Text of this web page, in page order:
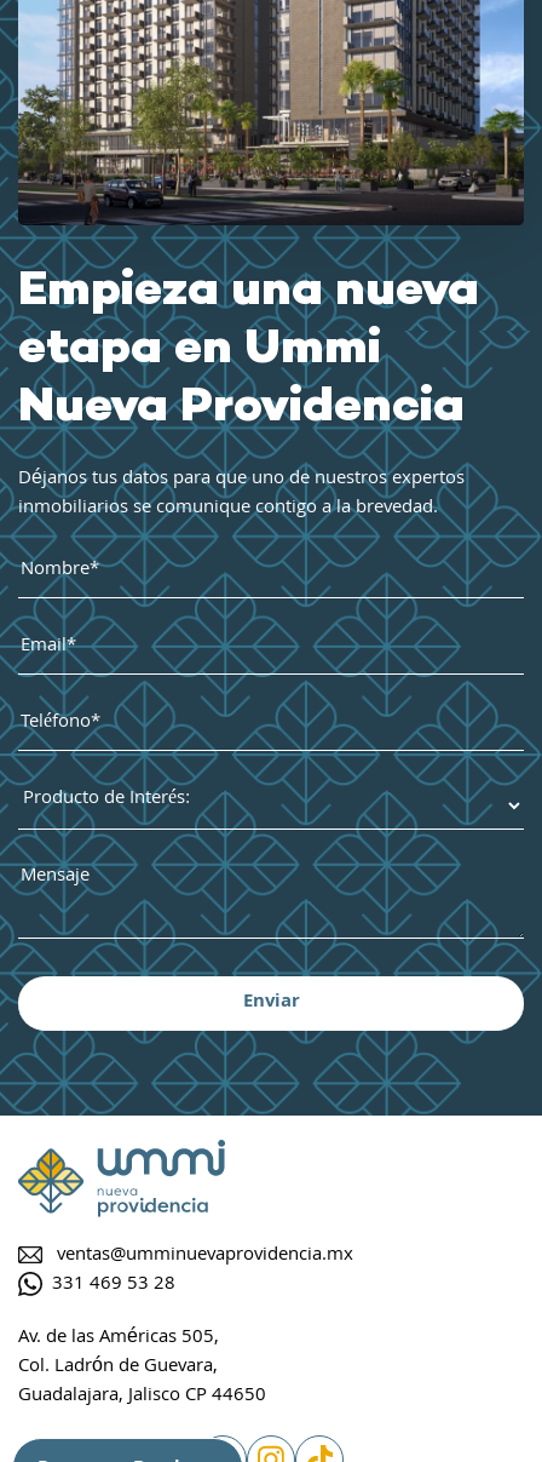
Empieza una nueva
etapa en Ummi
Nueva Providencia
Déjanos tus datos para que uno de nuestros expertos
inmobiliarios se comunique contigo a la brevedad.
ventas@umminuevaprovidencia.mx
331 469 53 28
Av. de las Américas 505,
Col. Ladrón de Guevara,
Guadalajara, Jalisco CP 44650